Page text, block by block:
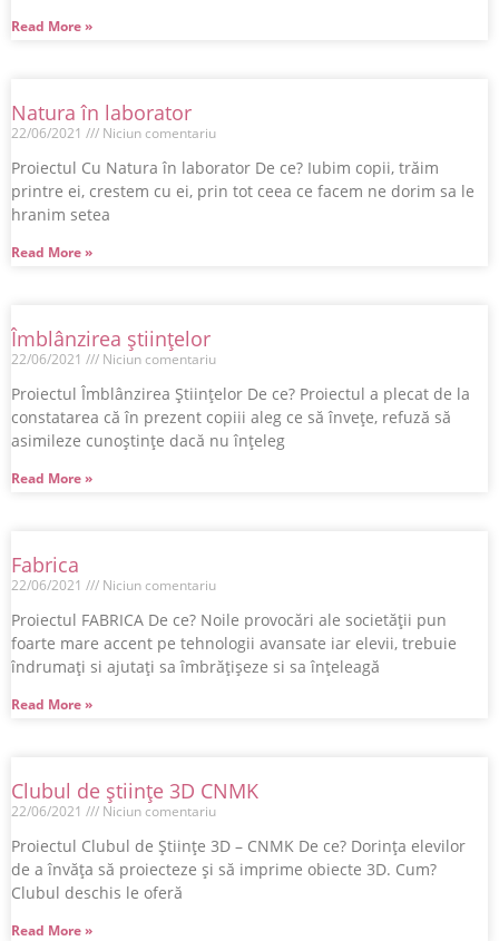
Read More »
Natura în laborator
22/06/2021 Niciun comentariu
Proiectul Cu Natura în laborator De ce? Iubim copii, trăim
printre ei, crestem cu ei, prin tot ceea ce facem ne dorim sa le
hranim setea
Read More »
Îmblânzirea științelor
22/06/2021 Niciun comentariu
Proiectul Îmblânzirea Științelor De ce? Proiectul a plecat de la
constatarea că în prezent copiii aleg ce să învețe, refuză să
asimileze cunoștințe dacă nu înțeleg
Read More »
Fabrica
22/06/2021 Niciun comentariu
Proiectul FABRICA De ce? Noile provocări ale societății pun
foarte mare accent pe tehnologii avansate iar elevii, trebuie
îndrumați si ajutați sa îmbrățișeze si sa înțeleagă
Read More »
Clubul de științe 3D CNMK
22/06/2021 Niciun comentariu
Proiectul Clubul de Științe 3D – CNMK De ce? Dorința elevilor
de a învăța să proiecteze și să imprime obiecte 3D. Cum?
Clubul deschis le oferă
Read More »